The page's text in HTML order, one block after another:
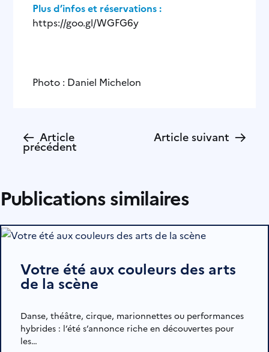
Plus d’infos et réservations :
https://goo.gl/WGFG6y
Photo : Daniel Michelon
← Article
précédent
Article suivant →
Publications similaires
Votre été aux couleurs des arts
de la scène
Danse, théâtre, cirque, marionnettes ou performances
hybrides : l’été s’annonce riche en découvertes pour
les…